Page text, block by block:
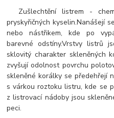
Zušlechtění listrem -
pryskyřičných kyselin.Nanášejí
nebo nástřikem, kde po
barevné odstíny.Vrstvy listrů
sklovitý charakter skleněných
zvyšují odolnost povrchu
skleněné korálky se předehřejí
s várkou roztoku listru, kde se
z listrovací nádoby jsou
peci.